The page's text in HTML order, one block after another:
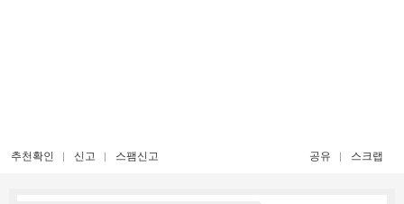
추천확인 신고 스팸신고 공유 스크랩